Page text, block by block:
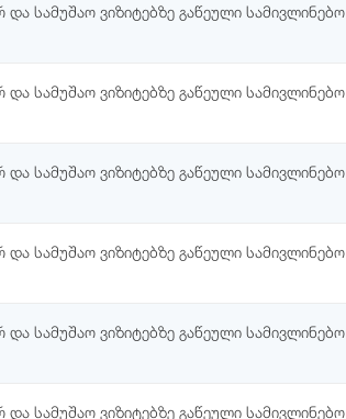
სამუშაო ვიზიტებზე გაწეული სამივლინებო
სამუშაო ვიზიტებზე გაწეული სამივლინებო
სამუშაო ვიზიტებზე გაწეული სამივლინებო
სამუშაო ვიზიტებზე გაწეული სამივლინებო
სამუშაო ვიზიტებზე გაწეული სამივლინებო
სამუშაო ვიზიტებზე გაწეული სამივლინებო